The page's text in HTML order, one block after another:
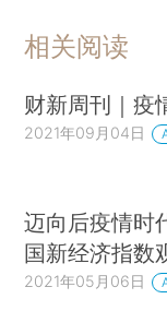
相关阅读
财新周刊｜疫
2021年09月04日
迈向后疫情
国新经济指数
2021年05月06日